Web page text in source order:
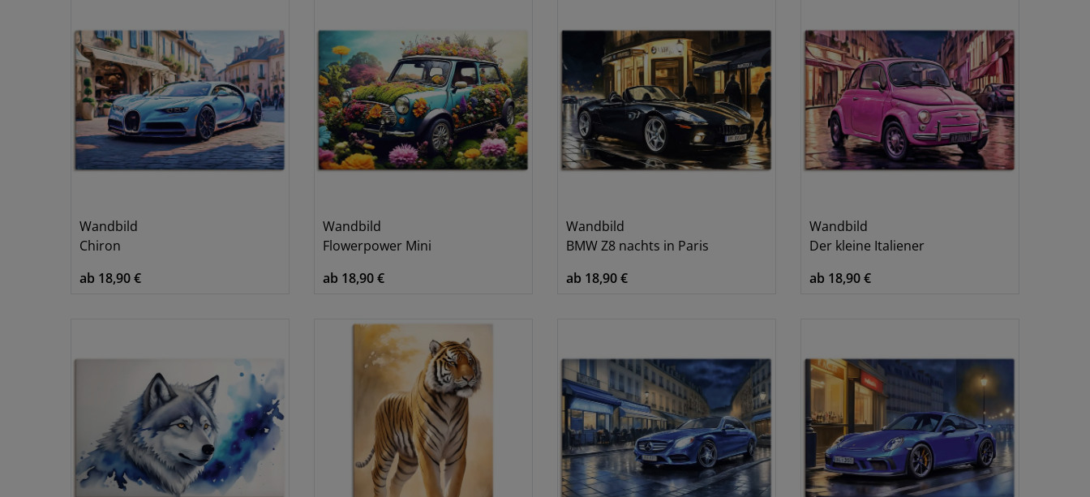
Wandbild
Chiron
ab 18,90 €
Wandbild
Flowerpower Mini
ab 18,90 €
Wandbild
BMW Z8 nachts in Paris
ab 18,90 €
Wandbild
Der kleine Italiener
ab 18,90 €